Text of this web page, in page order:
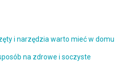
i narzędzia warto mieć w domu
na zdrowe i soczyste